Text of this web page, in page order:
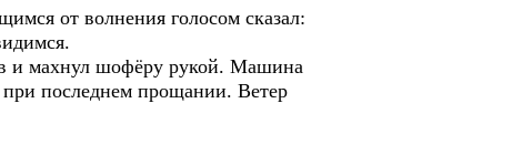
от волнения голосом сказал:
и махнул шофёру рукой. Машина
при последнем прощании. Ветер